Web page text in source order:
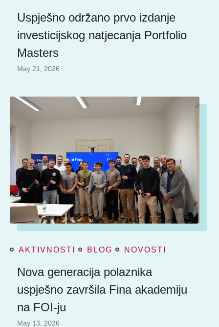
Uspješno održano prvo izdanje
investicijskog natjecanja Portfolio
Masters
May 21, 2026
AKTIVNOSTI BLOG NOVOSTI
Nova generacija polaznika
uspješno završila Fina akademiju
na FOI-ju
May 13, 2026